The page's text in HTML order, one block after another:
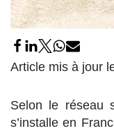
Article mis à jour
Selon le réseau
s’installe en